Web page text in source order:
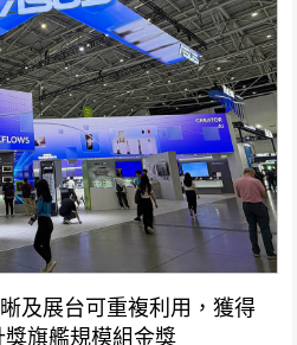
及展台可重複利用，獲得
獎旗艦規模組金獎